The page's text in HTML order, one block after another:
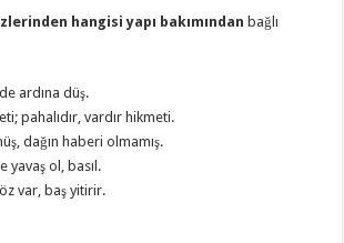
hangisi yapı bakımından bağlı
ardına düş.
pahalıdır, vardır hikmeti.
dağın haberi olmamış.
yavaş ol, basıl.
var, baş yitirir.